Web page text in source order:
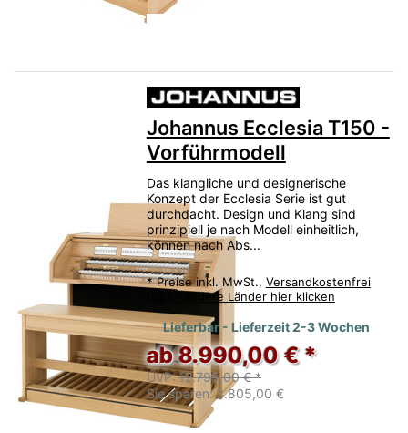
Johannus Ecclesia T150 -
Vorführmodell
Das klangliche und designerische
Konzept der Ecclesia Serie ist gut
durchdacht. Design und Klang sind
prinzipiell je nach Modell einheitlich,
können nach Abs...
* Preise inkl. MwSt., Versandkostenfrei
(DE) - andere Länder hier klicken
Lieferbar - Lieferzeit 2-3 Wochen
ab 8.990,00 € *
UVP:12.795,00 € *
Sie sparen:3.805,00 €